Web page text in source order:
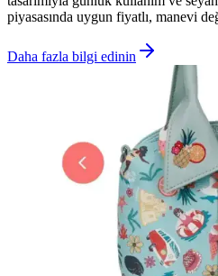
piyasasında uygun fiyatlı, manevi
Daha fazla bilgi edinin